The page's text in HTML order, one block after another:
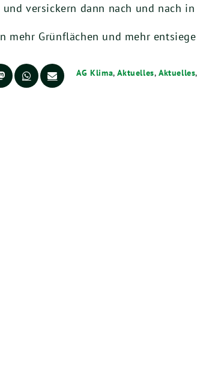
versickern dann nach und nach
mehr Grünflächen und mehr
AG Klima,Aktuelles, Aktuelles,